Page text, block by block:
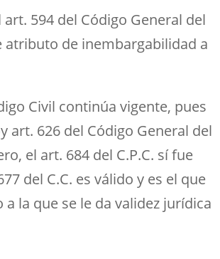
594 del Código General del
atributo de inembargabilidad a
Civil continúa vigente, pues
art. 626 del Código General del
el art. 684 del C.P.C. sí fue
del C.C. es válido y es el que
la que se le da validez jurídica